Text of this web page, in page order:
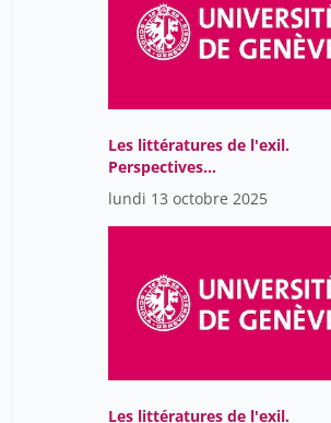
Les littératures de l'exil.
Perspectives
comparatistes
lundi 13 octobre 2025
Les littératures de l'exil.